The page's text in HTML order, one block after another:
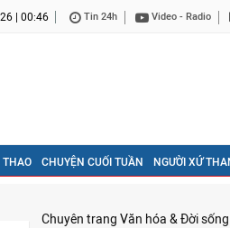
| 00:46 Tin 24h Video - Radio
THAO CHUYỆN CUỐI TUẦN NGƯỜI XỨ
Chuyên trang Văn hóa & Đời